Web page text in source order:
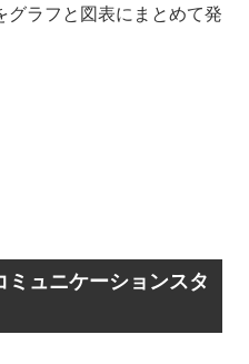
グラフと図表にまとめて発
ュニケーションスタ